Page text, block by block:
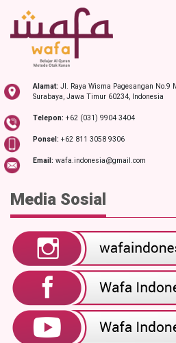
Alamat: Jl. Raya Wisma Pagesangan No.9
Surabaya, Jawa Timur 60234, Indonesia
Telepon: +62 (031) 9904 3404
Ponsel: +62 811 3058 9306
Email: wafa.indonesia@gmail.com
Media Sosial